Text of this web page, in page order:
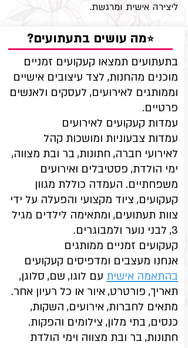
ליצירה אישית ומרגשת.
?מה עושים בתעתועים⭐
בתעתועים תמצאו קעקועים זמניים
מוכנים מהחנות, לצד עיצובים אישיים
וממותגים לאירועים, לעסקים ולאנשים
פרטיים.
עמדות קעקועים לאירועים
עמדות צבעוניות ומושכות קהל
לאירועי חברה, חתונות, בר ובת מצווה,
ימי הולדת, פסטיבלים ואירועים
משפחתיים. העמדה כוללת מגוון
קעקועים, ציוד מקצועי והפעלה על ידי
צוות תעתועים, ומתאימה לילדים מגיל
3, לבני נוער ולמבוגרים.
קעקועים זמניים ממותגים
אנחנו מעצבים ומדפיסים קעקועים
בהתאמה אישית עם לוגו, שם, סלוגן,
תאריך, פורטרט, איור או כל רעיון אחר.
מתאים לחברות, אירועים, השקות,
כנסים, בתי מלון, צילומים והפקות.
חתונות, בר ובת מצווה וימי הולדת